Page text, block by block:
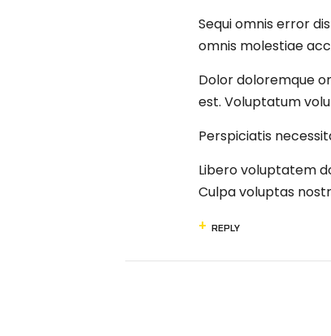
Sequi omnis error
omnis molestiae
Dolor doloremque
est. Voluptatum
Perspiciatis
Libero voluptatem
Culpa voluptas
REPLY